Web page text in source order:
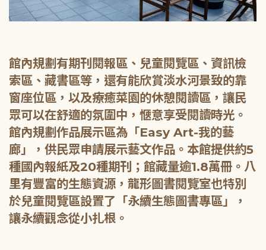
館內規劃有期刊閱報區、兒童閱覽區、資訊檢
索區、藏書區等，還有能欣賞淡水河景致的靠
窗座位區，以及療癒菜園的休憩閱讀區，讓民
眾可以在舒適的氛圍中，愜意享受閱讀時光。
館內規劃作品展示區為「Easy Art-我的藝
廊」，供民眾申請展示藝文作品。本館提供約5
種國內報紙及20種期刊；館藏量逾1.8萬冊。八
里有豐富的生態資源，龍形圖書閱覽室也特別
於兒童閱覽區設置了「永續生態圖書專區」，